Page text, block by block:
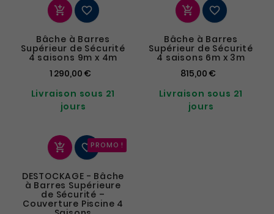
 
Bâche à Barres
Supérieur de Sécurité
4 saisons 9m x 4m
1 290,00 €
Livraison sous 21
jours
 
Bâche à Barres
Supérieur de Sécurité
4 saisons 6m x 3m
815,00 €
Livraison sous 21
jours
PROMO !
 
DESTOCKAGE - Bâche
à Barres Supérieure
de Sécurité –
Couverture Piscine 4